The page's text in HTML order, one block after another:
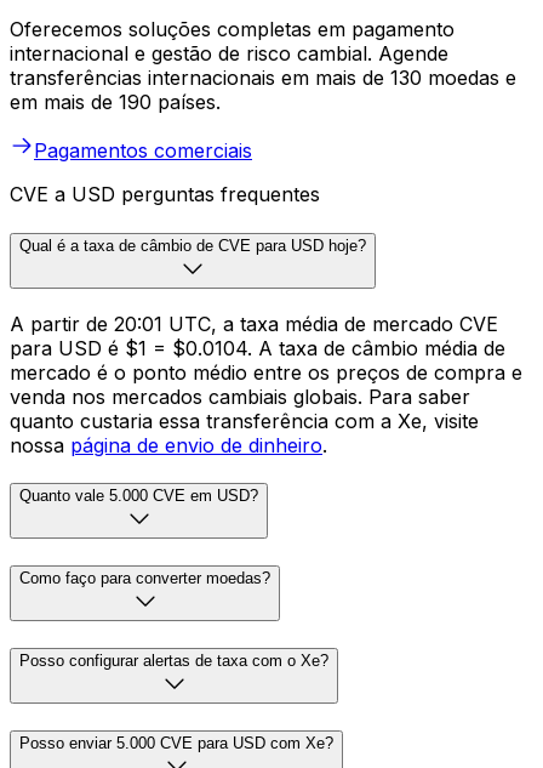
Oferecemos soluções completas em pagamento
internacional e gestão de risco cambial. Agende
transferências internacionais em mais de 130 moedas e
em mais de 190 países.
Pagamentos comerciais
CVE a USD perguntas frequentes
Qual é a taxa de câmbio de CVE para USD hoje?
A partir de 20:01 UTC, a taxa média de mercado CVE
para USD é $1 = $0.0104. A taxa de câmbio média de
mercado é o ponto médio entre os preços de compra e
venda nos mercados cambiais globais. Para saber
quanto custaria essa transferência com a Xe, visite
nossa página de envio de dinheiro.
Quanto vale 5.000 CVE em USD?
Como faço para converter moedas?
Posso configurar alertas de taxa com o Xe?
Posso enviar 5.000 CVE para USD com Xe?